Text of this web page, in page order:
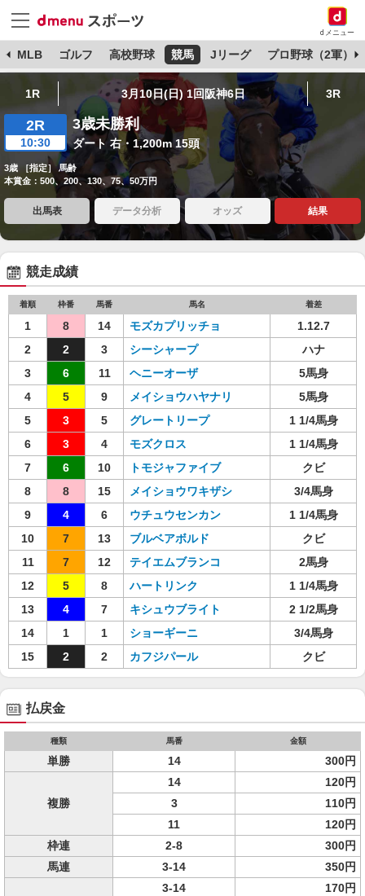
dメニュー
MLB ゴルフ 高校野球 競馬 Jリーグ プロ野球（2軍）
1R 3月10日(日) 1回阪神6日 3R
2R
10:30
3歳未勝利
ダート 右・1,200m 15頭
3歳 ［指定］ 馬齢
本賞金：500、200、130、75、50万円
出馬表 データ分析 オッズ 結果
競走成績
着順 枠番 馬番 馬名 着差
1 8 14 モズカプリッチョ
1.12.7
2
2 3 シーシャープ
ハナ
3
6 11 ヘニーオーザ
5馬身
4
5 9 メイショウハヤナリ
5馬身
5
3 5 グレートリープ
1 1/4馬身
6
3 4 モズクロス
1 1/4馬身
7
6 10 トモジャファイブ
クビ
8
8 15 メイショウワキザシ
3/4馬身
9
4 6 ウチュウセンカン
1 1/4馬身
10
7 13 ブルベアボルド
クビ
11
7 12 テイエムブランコ
2馬身
12
5 8 ハートリンク
1 1/4馬身
13
4 7 キシュウブライト
2 1/2馬身
14
1 1 ショーギーニ
3/4馬身
15
2 2 カフジパール クビ
払戻金
種類 馬番 金額
単勝 14 300円
複勝
14
120円
3
110円
11
120円
枠連
2-8
300円
馬連
3-14 350円
3-14
170円